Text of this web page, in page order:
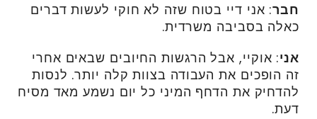
חבר: אני דיי בטוח שזה לא חוקי לעשות דברים
כאלה בסביבה משרדית.
אני: אוקיי, אבל הרגשות החיובים שבאים אחרי
זה הופכים את העבודה בצוות קלה יותר. לנסות
להדחיק את הדחף המיני כל יום נשמע מאד מסיח
דעת.